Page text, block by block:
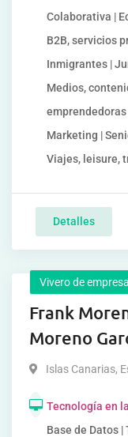
Colaborativa |
B2B, servicios
Inmigrantes |
Medios,
Marketing |
Viajes, leisure,
Detalles
Vivero de
Frank
Moreno
Islas Canarias,
Tecnología en
Base de Datos